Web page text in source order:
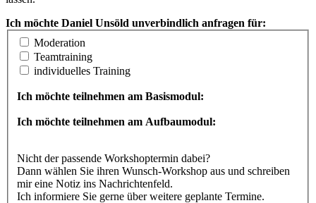
Ich möchte Daniel Unsöld unverbindlich anfragen für:
Moderation
Teamtraining
individuelles Training
Ich möchte teilnehmen am Basismodul:
Ich möchte teilnehmen am Aufbaumodul:
Nicht der passende Workshoptermin dabei?
Dann wählen Sie ihren Wunsch-Workshop aus und schreiben
mir eine Notiz ins Nachrichtenfeld.
Ich informiere Sie gerne über weitere geplante Termine.